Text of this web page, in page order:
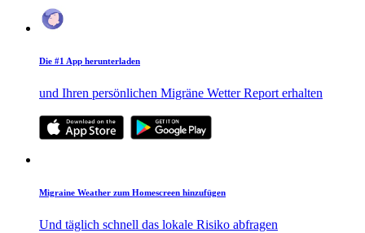
Die #1 App herunterladen
und Ihren persönlichen Migräne Wetter Report erhalten
Migraine Weather zum Homescreen hinzufügen
Und täglich schnell das lokale Risiko abfragen